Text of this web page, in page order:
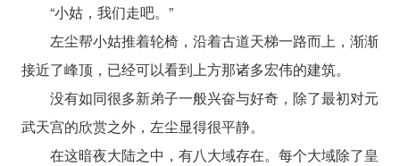
“小姑，我们走吧。”
左尘帮小姑推着轮椅，沿着古道天梯一路而上，渐渐
接近了峰顶，已经可以看到上方那诸多宏伟的建筑。
没有如同很多新弟子一般兴奋与好奇，除了最初对元
武天宫的欣赏之外，左尘显得很平静。
在这暗夜大陆之中，有八大域存在。每个大域除了皇